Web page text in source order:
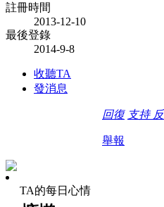
註冊時間
2013-12-10
最後登錄
2014-9-8
收聽TA
發消息
回復 支持
舉報
TA的每日心情